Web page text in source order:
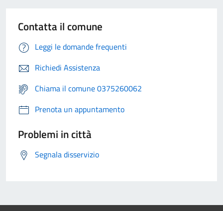
Contatta il comune
Leggi le domande frequenti
Richiedi Assistenza
Chiama il comune 0375260062
Prenota un appuntamento
Problemi in città
Segnala disservizio